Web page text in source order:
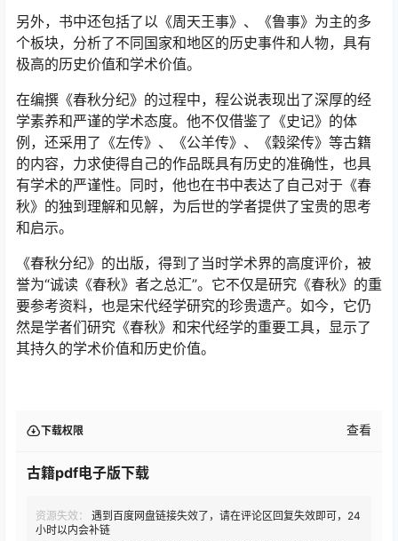
另外，书中还包括了以《周天王事》、《鲁事》为主的多
个板块，分析了不同国家和地区的历史事件和人物，具有
极高的历史价值和学术价值。
在编撰《春秋分纪》的过程中，程公说表现出了深厚的经
学素养和严谨的学术态度。他不仅借鉴了《史记》的体
例，还采用了《左传》、《公羊传》、《穀梁传》等古籍
的内容，力求使得自己的作品既具有历史的准确性，也具
有学术的严谨性。同时，他也在书中表达了自己对于《春
秋》的独到理解和见解，为后世的学者提供了宝贵的思考
和启示。
《春秋分纪》的出版，得到了当时学术界的高度评价，被
誉为“诚读《春秋》者之总汇”。它不仅是研究《春秋》的重
要参考资料，也是宋代经学研究的珍贵遗产。如今，它仍
然是学者们研究《春秋》和宋代经学的重要工具，显示了
其持久的学术价值和历史价值。
下载权限 查看
古籍pdf电子版下载
资源失效：
遇到百度网盘链接失效了，请在评论区回复失效即可，24
小时以内会补链